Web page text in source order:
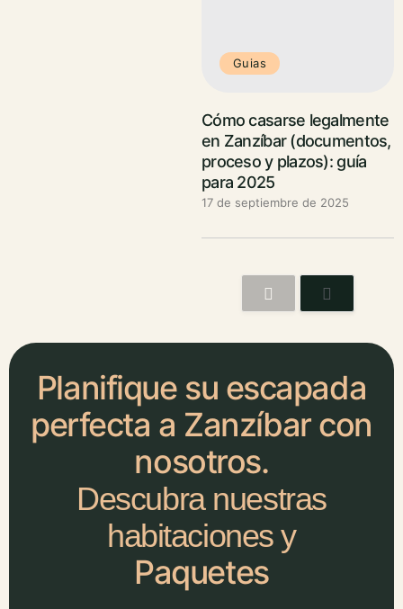
Guias
Cómo casarse legalmente
en Zanzíbar (documentos,
proceso y plazos): guía
para 2025
17 de septiembre de 2025
Planifique su escapada
perfecta a Zanzíbar con
nosotros.
Descubra nuestras
habitaciones y
Paquetes